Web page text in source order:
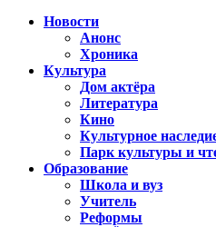
Новости
Анонс
Хроника
Культура
Дом актёра
Литература
Кино
Культурное
Парк культуры и
Образование
Школа и вуз
Учитель
Реформы